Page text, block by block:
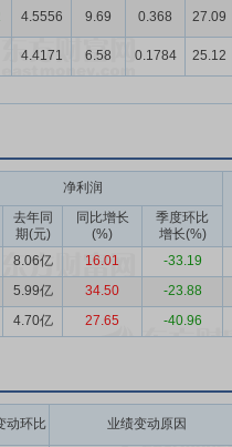
4.5556 9.69 0.368 27.09
4.4171 6.58 0.1784 25.12
净利润
去年同
期(元)
同比增长
(%)
季度环比
增长(%)
8.06亿 16.01 -33.19
5.99亿 34.50 -23.88
4.70亿 27.65 -40.96
动环比 业绩变动原因